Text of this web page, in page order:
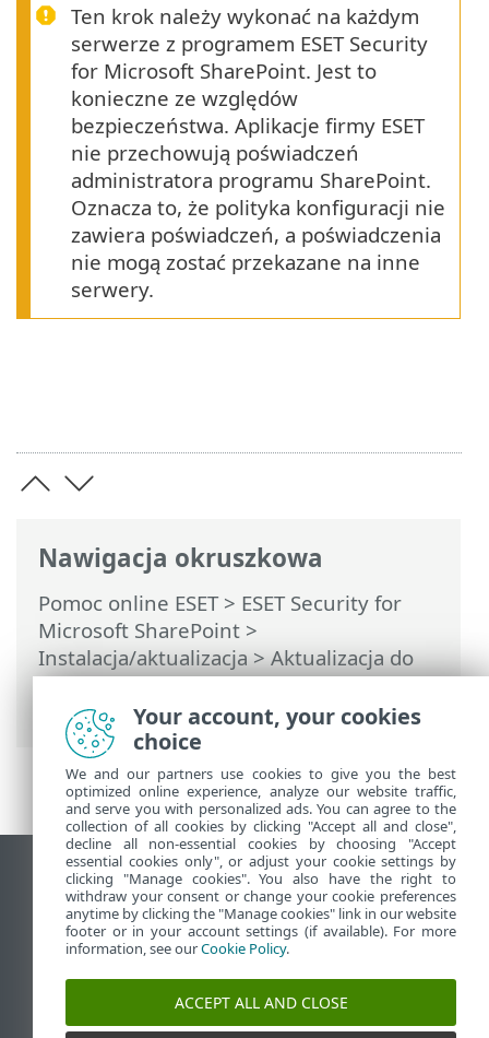
Nawigacja okruszkowa
Pomoc online ESET> ESET Security for
Microsoft SharePoint >
Instalacja/aktualizacja>Aktualizacja do
najnowszej wersji> Uaktualnianie przy
użyciu programu ESET PROTECT
Ten krok należy wykonać na każdym
serwerze z programem ESET Security
for Microsoft SharePoint. Jest to
konieczne ze względów
bezpieczeństwa. Aplikacje firmy ESET
nie przechowują poświadczeń
administratora programu SharePoint.
Oznacza to, że polityka konfiguracji nie
zawiera poświadczeń, a poświadczenia
nie mogą zostać przekazane na inne
serwery.
Wyświetl witrynę internetową dla
komputerów
End of Life
Baza wiedzy ESET
Forum ESET
ESET Status Portal
Your account, your cookies
choice
We and our partners use cookies to give you the best
optimized online experience, analyze our website traffic,
and serve you with personalized ads. You can agree to the
collection of all cookies by clicking "Accept all and close",
decline all non-essential cookies by choosing "Accept
essential cookies only", or adjust your cookie settings by
clicking "Manage cookies". You also have the right to
withdraw your consent or change your cookie preferences
anytime by clicking the "Manage cookies" link in our website
footer or in your account settings (if available). For more
information, see ourCookie Policy.
ACCEPT ALL AND CLOSE